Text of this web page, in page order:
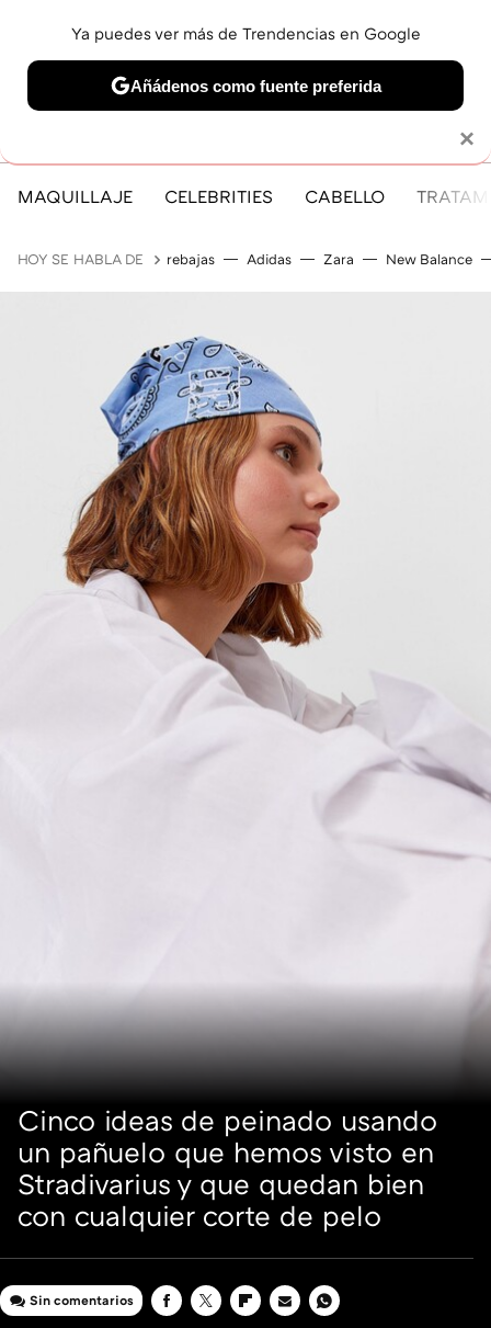
MAQUILLAJE CELEBRITIES CABELLO
HOY SE HABLA DE rebajas Adidas Zara New Balance
Cinco ideas de peinado usando
un pañuelo que hemos visto en
Stradivarius y que quedan bien
con cualquier corte de pelo
Sin comentarios
×
Ya puedes ver más de Trendencias en Google
Añádenos como fuente preferida